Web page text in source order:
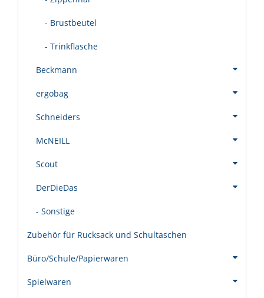
- Brustbeutel
- Trinkflasche
Beckmann
ergobag
Schneiders
McNEILL
Scout
DerDieDas
- Sonstige
Zubehör für Rucksack und Schultaschen
Büro/Schule/Papierwaren
Spielwaren